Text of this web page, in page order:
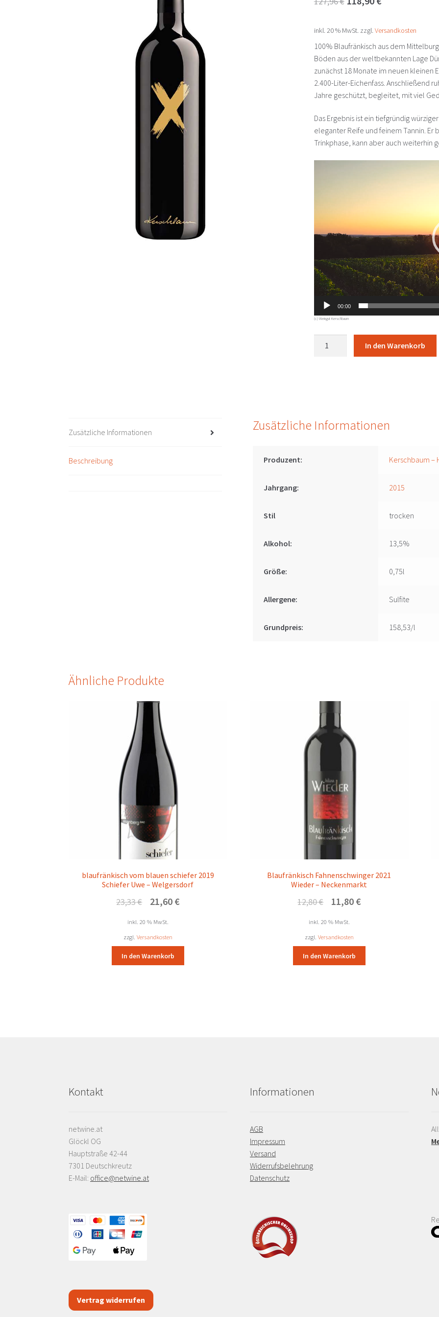
war:
127,96 €
ist:
118,90 €.
inkl. 20 % MwSt. zzgl. Versandkosten
100% Blaufränkisch aus dem
Böden aus der weltbekannten Lage
zunächst 18 Monate im neuen kleinen
2.400-Liter-Eichenfass. Anschließend
Jahre geschützt, begleitet, mit viel
Das Ergebnis ist ein tiefgründig
eleganter Reife und feinem Tannin.
Trinkphase, kann aber auch weiterhin
00:00
(c) Weingut Kerschbaum
In den Warenkorb
Zusätzliche Informationen
Beschreibung
Zusätzliche Informationen
Produzent: Kerschbaum –
Jahrgang: 2015
Stil trocken
Alkohol: 13,5%
Größe: 0,75l
Allergene: Sulfite
Grundpreis: 158,53/l
Ähnliche Produkte
blaufränkisch vom blauen schiefer 2019
Schiefer Uwe – Welgersdorf
23,33€
Ursprünglicher
war:
21,60 €Aktueller
inkl. 20 % MwSt.
zzgl. Versandkosten
In den Warenkorb
Blaufränkisch Fahnenschwinger 2021
Wieder – Neckenmarkt
12,80€
Ursprünglicher
war:
11,80 €Aktueller
inkl. 20 % MwSt.
zzgl. Versandkosten
In den Warenkorb
Kontakt
netwine.at
Glöckl OG
Hauptstraße 42-44
7301 Deutschkreutz
E-Mail: office@netwine.at
Vertrag widerrufen
Informationen
AGB
Impressum
Versand
Widerrufsbelehrung
Datenschutz